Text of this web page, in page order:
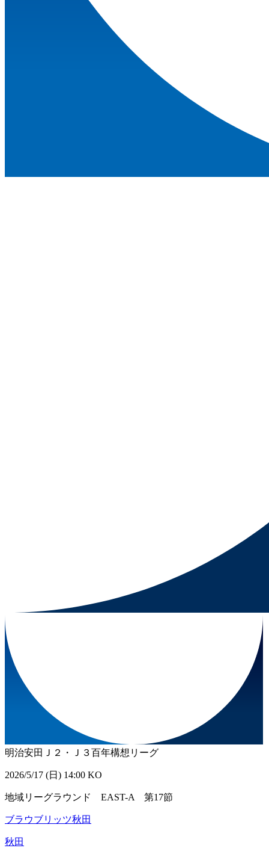
明治安田Ｊ２・Ｊ３百年構想リーグ
2026/5/17 (日) 14:00 KO
地域リーグラウンド EAST-A 第17節
ブラウブリッツ秋田
秋田